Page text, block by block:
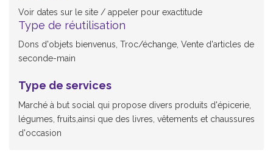
Voir dates sur le site / appeler pour exactitude
Type de réutilisation
Dons d'objets bienvenus, Troc/échange, Vente d'articles de
seconde-main
Type de services
Marché à but social qui propose divers produits d'épicerie,
légumes, fruits,ainsi que des livres, vêtements et chaussures
d'occasion